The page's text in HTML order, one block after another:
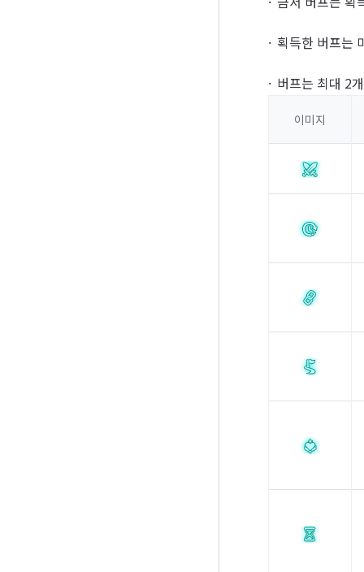
획득한 버프는
버프는 최대 2
이미지